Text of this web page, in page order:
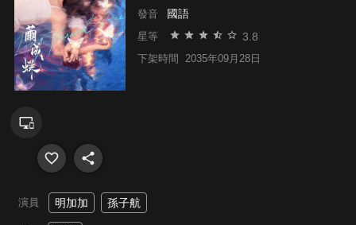
發音 國語
星等 3.8
下架時間 2035年09月28日
演員 明加加 孫子航